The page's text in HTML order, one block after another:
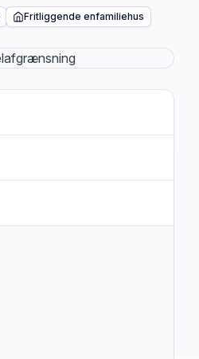
Fritliggende enfamiliehus